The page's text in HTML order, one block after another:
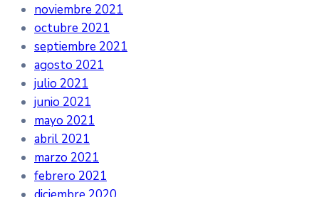
noviembre 2021
octubre 2021
septiembre 2021
agosto 2021
julio 2021
junio 2021
mayo 2021
abril 2021
marzo 2021
febrero 2021